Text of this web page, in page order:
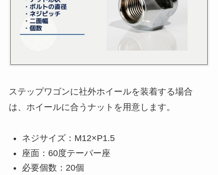
ステップワゴンに社外ホイールを装着する場合
は、ホイールに合うナットを用意します。
ネジサイズ：M12×P1.5
座面：60度テーパー座
必要個数：20個